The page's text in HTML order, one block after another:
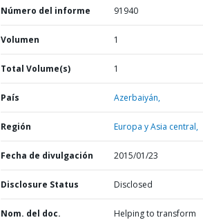
Número del informe 91940
Volumen 1
Total Volume(s) 1
País Azerbaiyán,
Región Europa y Asia central,
Fecha de divulgación 2015/01/23
Disclosure Status Disclosed
Nom. del doc.
Helping to transform